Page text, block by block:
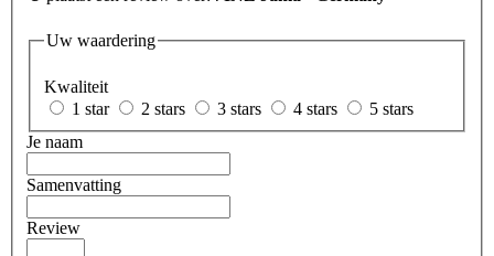
Uw waardering
Kwaliteit
1 star
2 stars 3 stars 4 stars
5 stars
Je naam
Samenvatting
Review